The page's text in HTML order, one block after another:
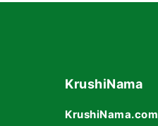
KrushiNama
KrushiNama.com